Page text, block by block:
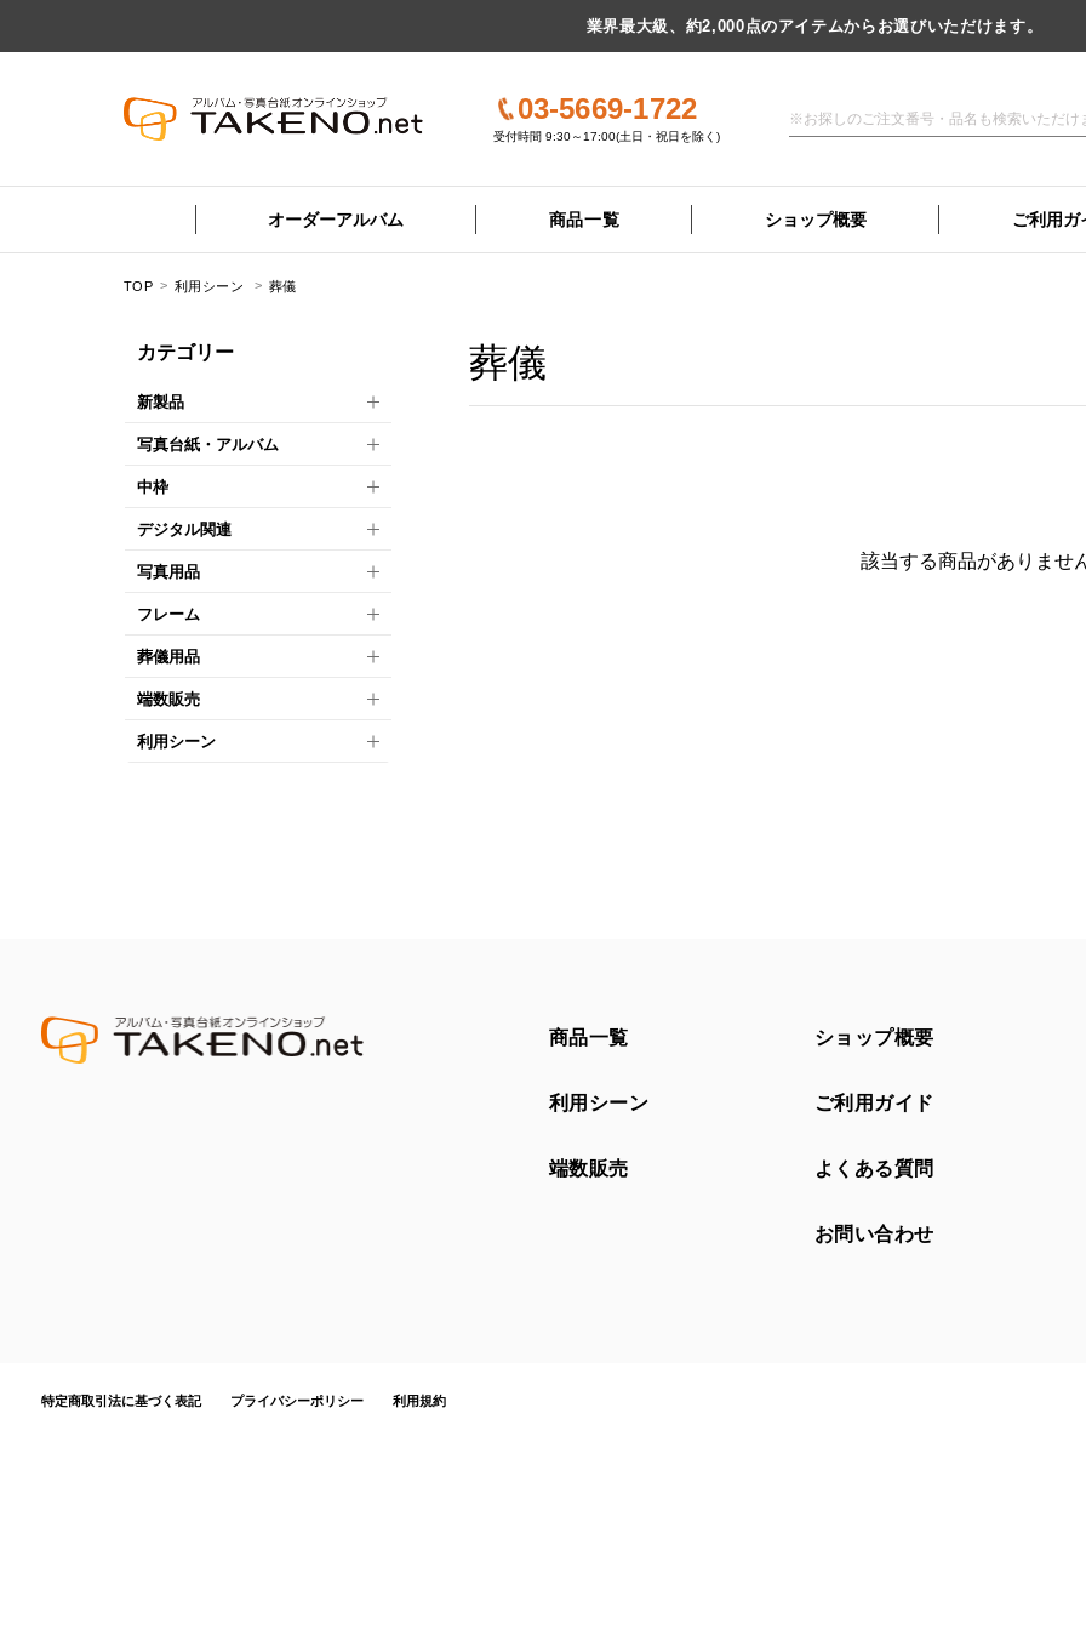
業界最大級、約2,000点のアイテムからお選びいただけます。
03-5669-1722
受付時間 9:30～17:00(土日・祝日を除く)
オーダーアルバム 商品一覧 ショップ概要 ご利用ガ
TOP 利用シーン 葬儀
カテゴリー
新製品
写真台紙・アルバム
中枠
デジタル関連
写真用品
フレーム
葬儀用品
端数販売
利用シーン
葬儀
該当する商品がありませ
商品一覧
利用シーン
端数販売
ショップ概要
ご利用ガイド
よくある質問
お問い合わせ
特定商取引法に基づく表記 プライバシーポリシー 利用規約